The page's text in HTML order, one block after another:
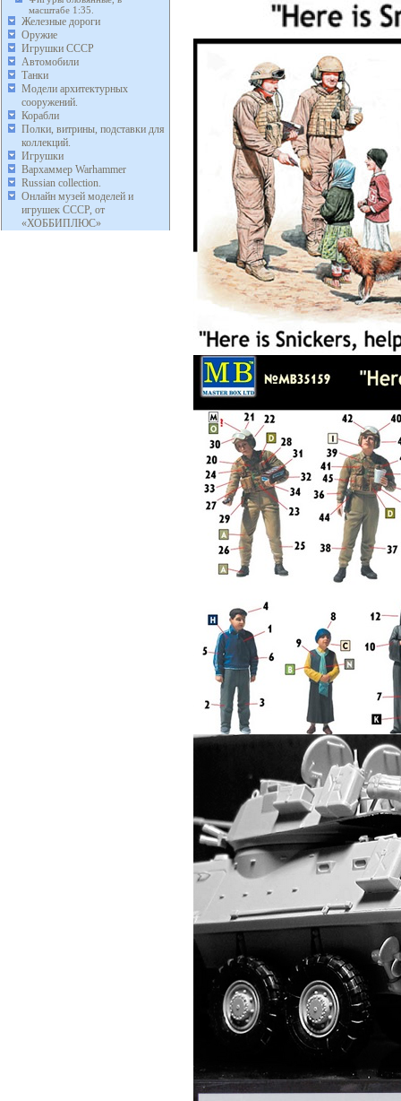
масштабе 1:35.
Железные дороги
Оружие
Игрушки СССР
Автомобили
Танки
Модели архитектурных
сооружений.
Корабли
Полки, витрины, подставки для
коллекций.
Игрушки
Вархаммер Warhammer
Russian collection.
Онлайн музей моделей и
игрушек СССР, от
«ХОББИПЛЮС»